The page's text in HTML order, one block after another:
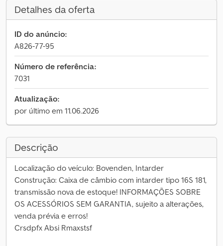
Detalhes da oferta
ID do anúncio:
A826-77-95
Número de referência:
7031
Atualização:
por último em 11.06.2026
Descrição
Localização do veículo: Bovenden, Intarder
Construção: Caixa de câmbio com intarder tipo 16S 181,
transmissão nova de estoque! INFORMAÇÕES SOBRE
OS ACESSÓRIOS SEM GARANTIA, sujeito a alterações,
venda prévia e erros!
Crsdpfx Absi Rmaxstsf